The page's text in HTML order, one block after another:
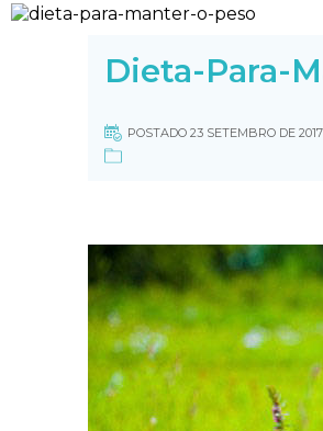
Dieta-Para-
POSTADO 23 SETEMBRO DE 2017